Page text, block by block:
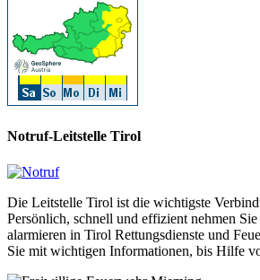
Notruf-Leitstelle Tirol
Die Leitstelle Tirol ist die wichtigste
Persönlich, schnell und effizient nehmen
alarmieren in Tirol Rettungsdienste und
Sie mit wichtigen Informationen, bis Hilfe